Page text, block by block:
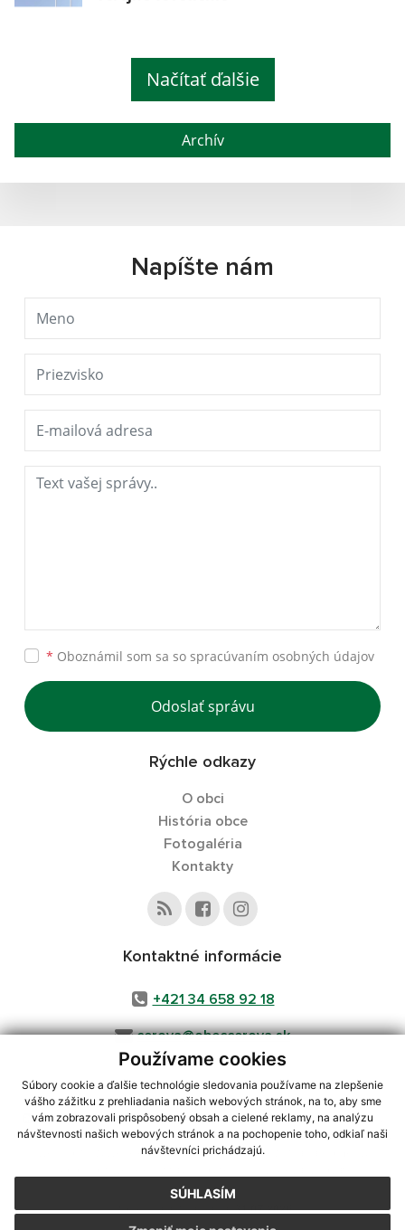
Používame cookies
Súbory cookie a ďalšie technológie sledovania používame na zlepšenie
vášho zážitku z prehliadania našich webových stránok, na to, aby sme
vám zobrazovali prispôsobený obsah a cielené reklamy, na analýzu
návštevnosti našich webových stránok a na pochopenie toho, odkiaľ naši
návštevníci prichádzajú.
SÚHLASÍM
Načítať ďalšie
Archív
Napíšte nám
* Oboznámil som sa so spracúvaním osobných údajov
Odoslať správu
Rýchle odkazy
O obci
História obce
Fotogaléria
Kontakty
Kontaktné informácie
+421 34 658 92 18
cerova@obeccerova.sk
využite možnosť získavania aktuálnych informácií s využitím RSS
CMS systém (redakčný) systém ECHELON 2,Mapa stránok,web portál
webex.digital, s.r.o.,domény,registrácia domény
Posledná aktualizácia:31.07.2026